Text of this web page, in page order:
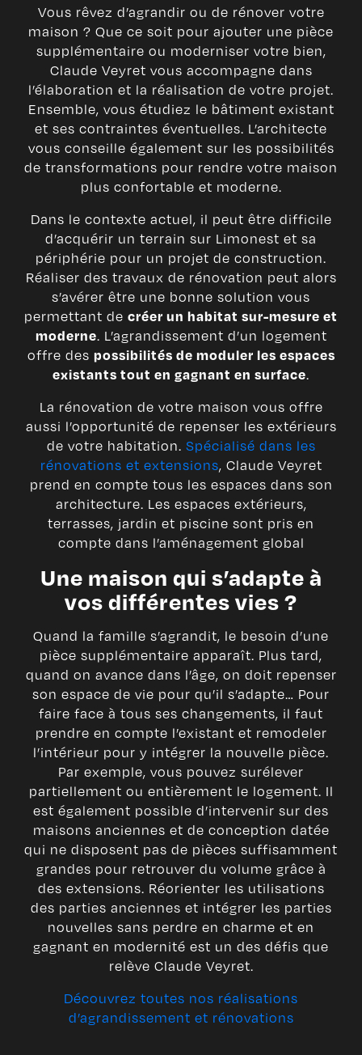
Vous rêvez d’agrandir ou de rénover votre
maison ? Que ce soit pour ajouter une pièce
supplémentaire ou moderniser votre bien,
Claude Veyret vous accompagne dans
l’élaboration et la réalisation de votre projet.
Ensemble, vous étudiez le bâtiment existant
et ses contraintes éventuelles. L’architecte
vous conseille également sur les possibilités
de transformations pour rendre votre maison
plus confortable et moderne.
Dans le contexte actuel, il peut être difficile
d’acquérir un terrain sur Limonest et sa
périphérie pour un projet de construction.
Réaliser des travaux de rénovation peut alors
s’avérer être une bonne solution vous
permettant de créer un habitat sur-mesure et
moderne. L’agrandissement d’un logement
offre des possibilités de moduler les espaces
existants tout en gagnant en surface.
La rénovation de votre maison vous offre
aussi l’opportunité de repenser les extérieurs
de votre habitation. Spécialisé dans les
rénovations et extensions, Claude Veyret
prend en compte tous les espaces dans son
architecture. Les espaces extérieurs,
terrasses, jardin et piscine sont pris en
compte dans l’aménagement global
Une maison qui s’adapte à
vos différentes vies ?
Quand la famille s’agrandit, le besoin d’une
pièce supplémentaire apparaît. Plus tard,
quand on avance dans l’âge, on doit repenser
son espace de vie pour qu’il s’adapte… Pour
faire face à tous ses changements, il faut
prendre en compte l’existant et remodeler
l’intérieur pour y intégrer la nouvelle pièce.
Par exemple, vous pouvez surélever
partiellement ou entièrement le logement. Il
est également possible d’intervenir sur des
maisons anciennes et de conception datée
qui ne disposent pas de pièces suffisamment
grandes pour retrouver du volume grâce à
des extensions. Réorienter les utilisations
des parties anciennes et intégrer les parties
nouvelles sans perdre en charme et en
gagnant en modernité est un des défis que
relève Claude Veyret.
Découvrez toutes nos réalisations
d’agrandissement et rénovations